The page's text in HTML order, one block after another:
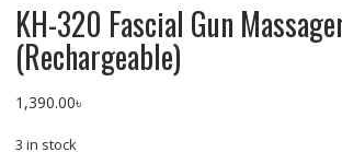
KH-320 Fascial Gun
(Rechargeable)
1,390.00৳
3 in stock